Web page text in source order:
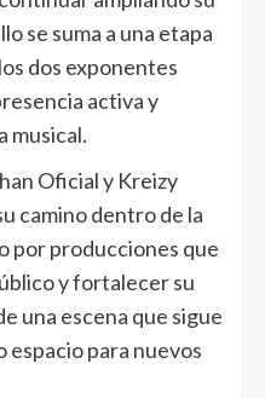
se suma a una etapa
dos exponentes
activa y
musical.
Oficial y Kreizy
camino dentro de la
por producciones que
y fortalecer su
una escena que sigue
espacio para nuevos